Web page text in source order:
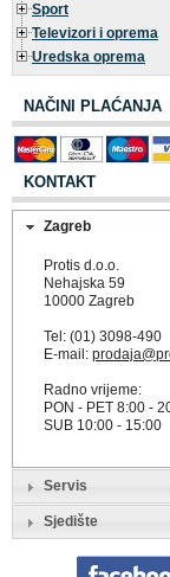
Sport
Televizori i oprema
Uredska oprema
NAČINI PLAĆANJA
KONTAKT
Zagreb
Protis d.o.o.
Nehajska 59
10000 Zagreb
Tel: (01) 3098-490
E-mail:
Radno vrijeme:
PON - PET 8:00 -
SUB 10:00 - 15:00
Servis
Sjedište